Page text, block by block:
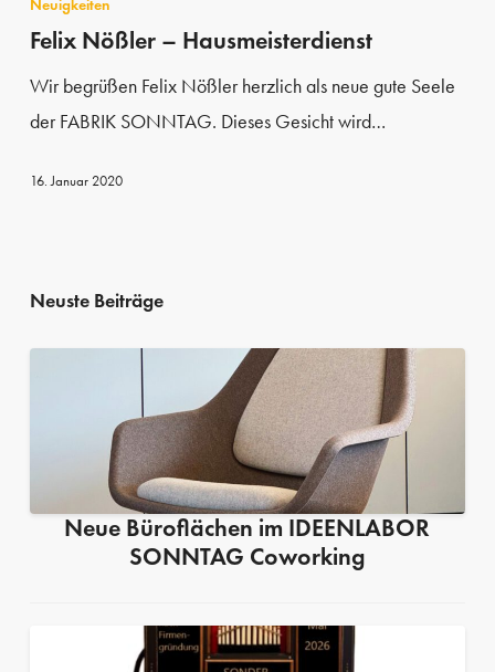
–
Neuigkeiten
Felix Nößler – Hausmeisterdienst
Wir begrüßen Felix Nößler herzlich als neue gute Seele
der FABRIK SONNTAG. Dieses Gesicht wird…
16. Januar 2020
Neuste Beiträge
Neue Büroflächen im IDEENLABOR
SONNTAG Coworking